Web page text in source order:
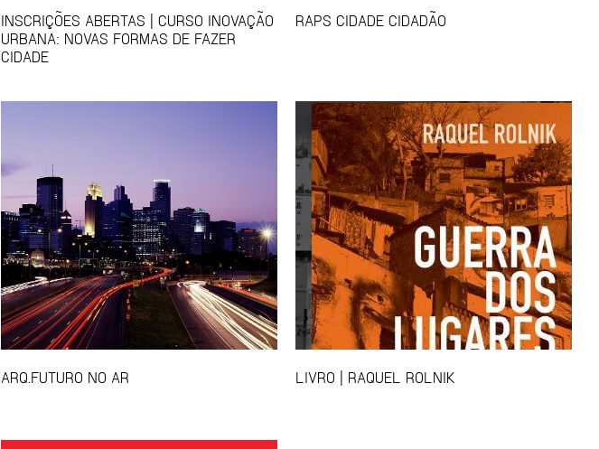
INSCRIÇÕES ABERTAS | CURSO INOVAÇÃO
URBANA: NOVAS FORMAS DE FAZER
CIDADE
RAPS CIDADE CIDADÃO
ARQ.FUTURO NO AR LIVRO | RAQUEL ROLNIK